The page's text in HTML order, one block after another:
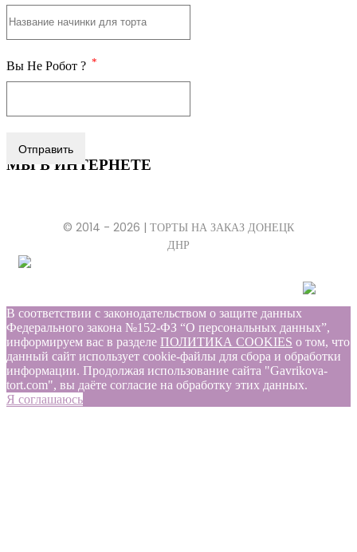
Вы Не Робот ? *
Отправить
МЫ В ИНТЕРНЕТЕ
© 2014 - 2026 | ТОРТЫ НА ЗАКАЗ ДОНЕЦК
ДНР
В соответствии с законодательством о защите данных
Федерального закона №152-ФЗ “О персональных данных”,
информируем вас в разделе ПОЛИТИКА COOKIES о том, что
данный сайт использует cookie-файлы для сбора и обработки
информации. Продолжая использование сайта "Gavrikova-
tort.com", вы даёте согласие на обработку этих данных.
Я соглашаюсь